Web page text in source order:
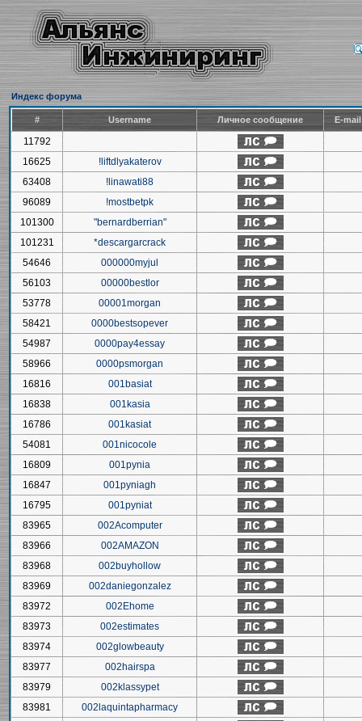
Индекс форума
# Username Личное сообщение E-
11792
16625
!liftdlyakaterov
63408
!linawati88
96089
!mostbetpk
101300
"bernardberrian"
101231
*descargarcrack
54646
000000myjul
56103
00000bestlor
53778
00001morgan
58421
0000bestsopever
54987
0000pay4essay
58966
0000psmorgan
16816
001basiat
16838
001kasia
16786
001kasiat
54081
001nicocole
16809
001pynia
16847
001pyniagh
16795
001pyniat
83965
002Acomputer
83966
002AMAZON
83968
002buyhollow
83969
002daniegonzalez
83972
002Ehome
83973
002estimates
83974
002glowbeauty
83977
002hairspa
83979
002klassypet
83981
002laquintapharmacy